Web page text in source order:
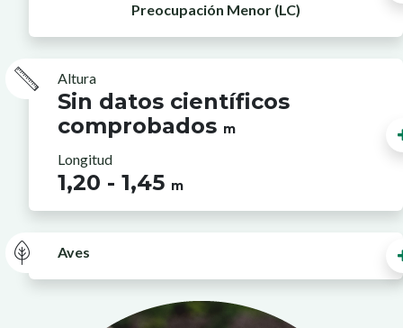
Preocupación Menor (LC)
Altura
Sin datos científicos
comprobados m
Longitud
1,20 - 1,45 m
Aves